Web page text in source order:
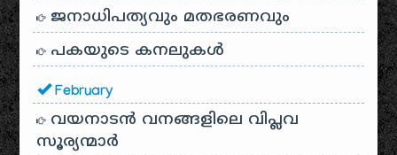
ജനാധിപത്യവും മതഭരണവും
പകയുടെ കനലുകൾ
February
വയനാടൻ വനങ്ങളിലെ വിപ്ലവ
സൂര്യന്മാർ